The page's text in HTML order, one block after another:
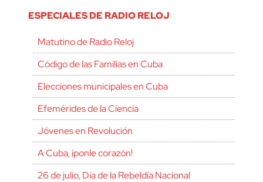
ESPECIALES DE RADIO RELOJ
Matutino de Radio Reloj
Código de las Familias en Cuba
Elecciones municipales en Cuba
Efemérides de la Ciencia
Jóvenes en Revolución
A Cuba, ¡ponle corazón!
26 de julio, Día de la Rebeldía Nacional